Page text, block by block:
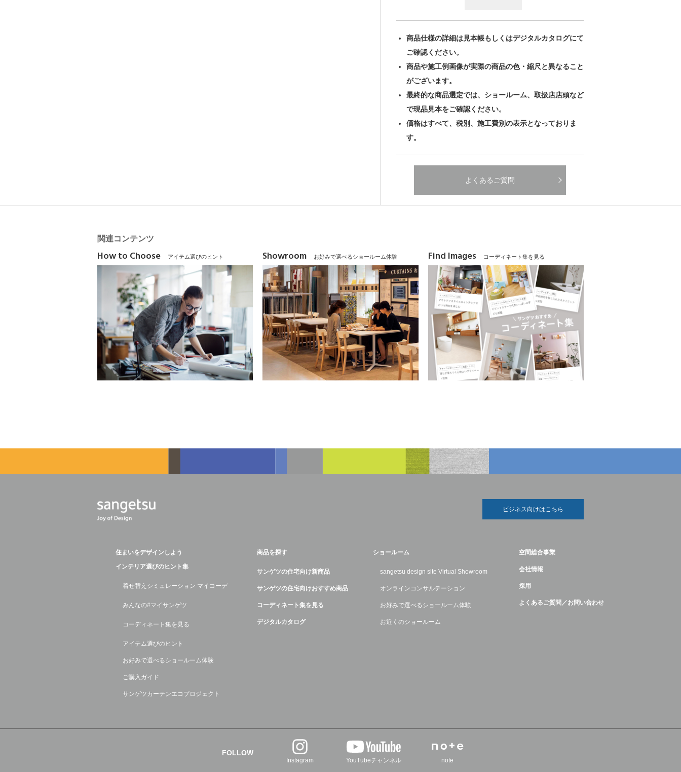
商品仕様の詳細は見本帳もしくはデジタルカタログにて
ご確認ください。
商品や施工例画像が実際の商品の色・縮尺と異なること
がございます。
最終的な商品選定では、ショールーム、取扱店店頭など
で現品見本をご確認ください。
価格はすべて、税別、施工費別の表示となっておりま
す。
よくあるご質問
関連コンテンツ
How to Choose アイテム選びのヒント Showroom お好みで選べるショールーム体験 Find Images コーディネート集を見る
ビジネス向けはこちら
住まいをデザインしよう
インテリア選びのヒント集
着せ替えシミュレーション マイコーデ
みんなの#マイサンゲツ
コーディネート集を見る
アイテム選びのヒント
お好みで選べるショールーム体験
ご購入ガイド
サンゲツカーテンエコプロジェクト
商品を探す
サンゲツの住宅向け新商品
サンゲツの住宅向けおすすめ商品
コーディネート集を見る
デジタルカタログ
ショールーム
sangetsu design site Virtual Showroom
オンラインコンサルテーション
お好みで選べるショールーム体験
お近くのショールーム
空間総合事業
会社情報
採用
よくあるご質問／お問い合わせ
FOLLOW
Instagram YouTubeチャンネル note